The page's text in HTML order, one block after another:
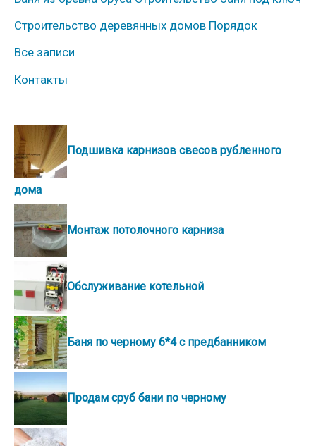
Строительство деревянных домов Порядок
Все записи
Контакты
Подшивка карнизов свесов рубленного
дома
Монтаж потолочного карниза
Обслуживание котельной
Баня по черному 6*4 с предбанником
Продам сруб бани по черному